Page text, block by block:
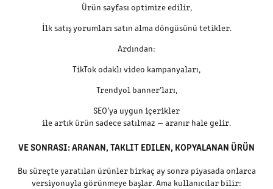
Ürün sayfası optimize edilir,
İlk satış yorumları satın alma döngüsünü tetikler.
Ardından:
TikTok odaklı video kampanyaları,
Trendyol banner’ları,
SEO’ya uygun içerikler
ile artık ürün sadece satılmaz — aranır hale gelir.
VE SONRASI: ARANAN, TAKLIT EDILEN, KOPYALANAN ÜRÜN
Bu süreçte yaratılan ürünler birkaç ay sonra piyasada onlarca
versiyonuyla görünmeye başlar. Ama kullanıcılar bilir: